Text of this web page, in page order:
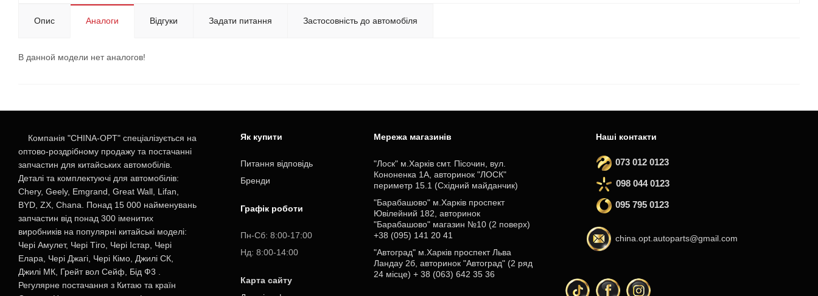
Опис Аналоги Відгуки Задати питання Застосовність до автомобіля
В данной модели нет аналогов!
Компанія "CHINA-OPT" спеціалізується на
оптово-роздрібному продажу та постачанні
запчастин для китайських автомобілів.
Деталі та комплектуючі для автомобілів:
Chery, Geely, Emgrand, Great Wall, Lifan,
BYD, ZX, Chana. Понад 15 000 найменувань
запчастин від понад 300 іменитих
виробників на популярні китайські моделі:
Чері Амулет, Чері Тіго, Чері Істар, Чері
Елара, Чері Джагі, Чері Кімо, Джилі СК,
Джилі МК, Грейт вол Сейф, Бід Ф3 .
Регулярне постачання з Китаю та країн
Як купити
Питання відповідь
Бренди
Графік роботи
Пн-Cб: 8:00-17:00
Нд: 8:00-14:00
Карта сайту
Мережа магазинів
"Лоск" м.Харків смт. Пісочин, вул.
Кононенка 1А, авторинок "ЛОСК"
периметр 15.1 (Східний майданчик)
"Барабашово" м.Харків проспект
Ювілейний 182, авторинок
"Барабашово" магазин №10 (2 поверх)
+38 (095) 141 20 41
"Автоград" м.Харків проспект Льва
Ландау 2б, авторинок "Автоград" (2 ряд
24 місце) + 38 (063) 642 35 36
Наші контакти
073 012 0123
098 044 0123
095 795 0123
china.opt.autoparts@gmail.com